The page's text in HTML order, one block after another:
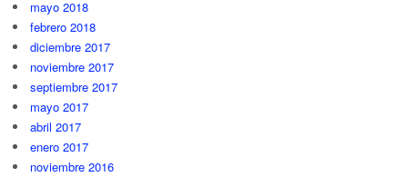
mayo 2018
febrero 2018
diciembre 2017
noviembre 2017
septiembre 2017
mayo 2017
abril 2017
enero 2017
noviembre 2016